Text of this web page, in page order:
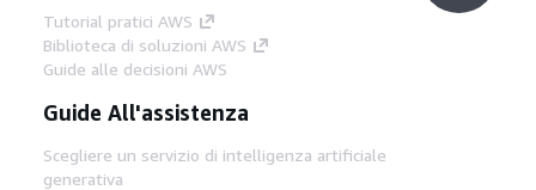
Tutorial pratici AWS
Biblioteca di soluzioni AWS
Guide alle decisioni AWS
Guide All'assistenza
Scegliere un servizio di intelligenza artificiale
generativa